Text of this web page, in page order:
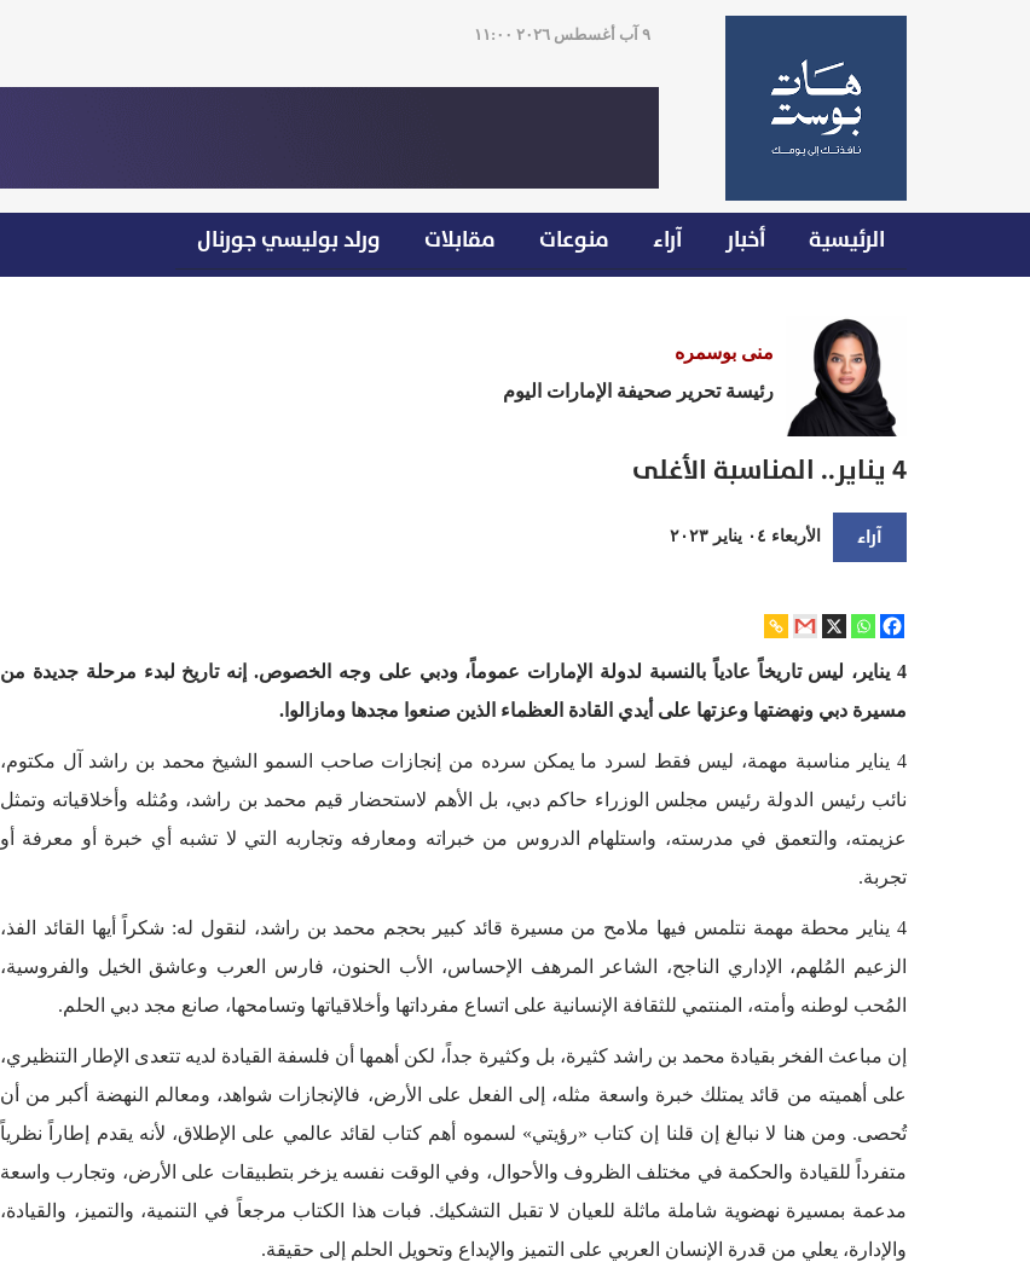
٩ آب أغسطس ٢٠٢٦ ١١:٠٠
الرئيسية أخبار آراء منوعات مقابلات ورلد بوليسي جورنال
منى بوسمره
رئيسة تحرير صحيفة الإمارات اليوم
4 يناير.. المناسبة الأغلى
آراء الأربعاء ٠٤ يناير ٢٠٢٣
4 يناير، ليس تاريخاً عادياً بالنسبة لدولة الإمارات عموماً، ودبي على وجه الخصوص. إنه تاريخ لبدء مرحلة جديدة من
مسيرة دبي ونهضتها وعزتها على أيدي القادة العظماء الذين صنعوا مجدها ومازالوا.
4 يناير مناسبة مهمة، ليس فقط لسرد ما يمكن سرده من إنجازات صاحب السمو الشيخ محمد بن راشد آل مكتوم،
نائب رئيس الدولة رئيس مجلس الوزراء حاكم دبي، بل الأهم لاستحضار قيم محمد بن راشد، ومُثله وأخلاقياته وتمثل
عزيمته، والتعمق في مدرسته، واستلهام الدروس من خبراته ومعارفه وتجاربه التي لا تشبه أي خبرة أو معرفة أو
تجربة.
4 يناير محطة مهمة نتلمس فيها ملامح من مسيرة قائد كبير بحجم محمد بن راشد، لنقول له: شكراً أيها القائد الفذ،
الزعيم المُلهم، الإداري الناجح، الشاعر المرهف الإحساس، الأب الحنون، فارس العرب وعاشق الخيل والفروسية،
المُحب لوطنه وأمته، المنتمي للثقافة الإنسانية على اتساع مفرداتها وأخلاقياتها وتسامحها، صانع مجد دبي الحلم.
إن مباعث الفخر بقيادة محمد بن راشد كثيرة، بل وكثيرة جداً، لكن أهمها أن فلسفة القيادة لديه تتعدى الإطار التنظيري،
على أهميته من قائد يمتلك خبرة واسعة مثله، إلى الفعل على الأرض، فالإنجازات شواهد، ومعالم النهضة أكبر من أن
تُحصى. ومن هنا لا نبالغ إن قلنا إن كتاب «رؤيتي» لسموه أهم كتاب لقائد عالمي على الإطلاق، لأنه يقدم إطاراً نظرياً
متفرداً للقيادة والحكمة في مختلف الظروف والأحوال، وفي الوقت نفسه يزخر بتطبيقات على الأرض، وتجارب واسعة
مدعمة بمسيرة نهضوية شاملة ماثلة للعيان لا تقبل التشكيك. فبات هذا الكتاب مرجعاً في التنمية، والتميز، والقيادة،
والإدارة، يعلي من قدرة الإنسان العربي على التميز والإبداع وتحويل الحلم إلى حقيقة.